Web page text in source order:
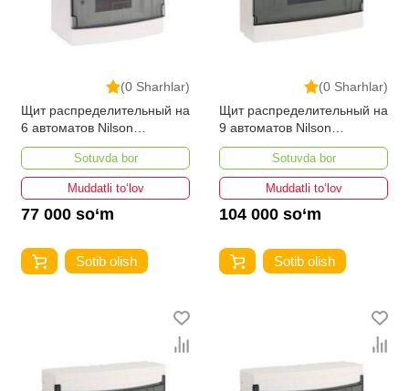
(0 Sharhlar)
Щит распределительный на
6 автоматов Nilson
Наружного
Sotuvda bor
Muddatli to‘lov
77 000 so‘m
Sotib olish
(0 Sharhlar)
Щит распределительный на
9 автоматов Nilson
Наружного
Sotuvda bor
Muddatli to‘lov
104 000 so‘m
Sotib olish